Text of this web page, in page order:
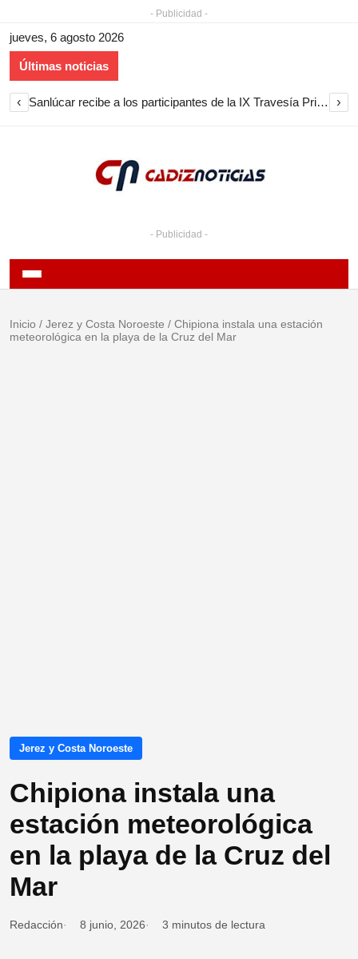
- Publicidad -
jueves, 6 agosto 2026
Últimas noticias
‹ Sanlúcar recibe a los participantes de la IX Travesía Primera Circunnavegación a Vela ›
- Publicidad -
Inicio / Jerez y Costa Noroeste / Chipiona instala una estación
meteorológica en la playa de la Cruz del Mar
Jerez y Costa Noroeste
Chipiona instala una
estación meteorológica
en la playa de la Cruz del
Mar
Redacción 8 junio, 2026 3 minutos de lectura